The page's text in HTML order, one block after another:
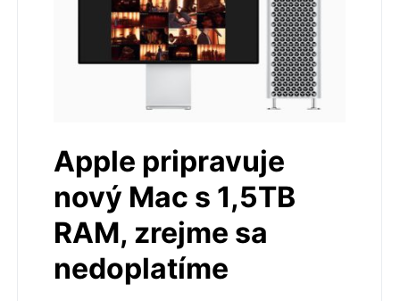
Apple pripravuje
nový Mac s 1,5TB
RAM, zrejme sa
nedoplatíme